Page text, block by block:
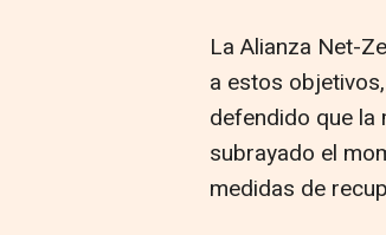
La Alianza Net-
a estos
defendido que
subrayado el
medidas de